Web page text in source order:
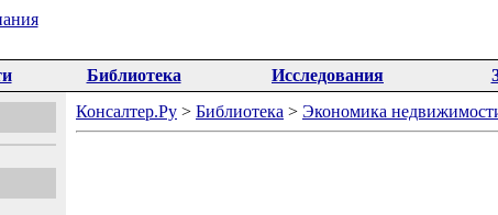
Библиотека Исследования
Консалтер.Ру > Библиотека > Экономика